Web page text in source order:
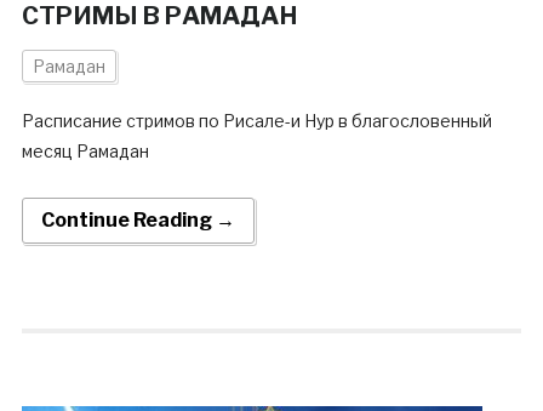
СТРИМЫ В РАМАДАН
Рамадан
Расписание стримов по Рисале-и Нур в благословенный
месяц Рамадан
Continue Reading →